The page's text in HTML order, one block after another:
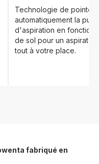
Technologie de pointe
automatiquement la
d'aspiration en fonction
de sol pour un
tout à votre place.
fabriqué en